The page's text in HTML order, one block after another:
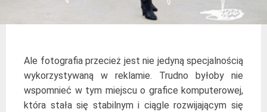
Ale fotografia przecież jest nie jedyną specjalnością
wykorzystywaną w reklamie. Trudno byłoby nie
wspomnieć w tym miejscu o grafice komputerowej,
która stała się stabilnym i ciągle rozwijającym się